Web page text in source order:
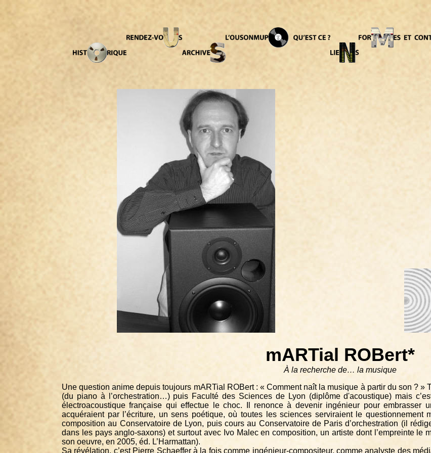
mARTial ROBert*
À la recherche de… la musique
Une question anime depuis toujours mARTial ROBert : « Comment naît la musique à partir du son ? »
(du piano à l’orchestration…) puis Faculté des Sciences de Lyon (diplôme d'acoustique) mais
électroacoustique française qui effectue le choc. Il renonce à devenir ingénieur pour embrasser
acquéraient par l’écriture, un sens poétique, où toutes les sciences serviraient le questionnement
composition au Conservatoire de Lyon, puis cours au Conservatoire de Paris d’orchestration (il
dans les pays anglo-saxons) et surtout avec Ivo Malec en composition, un artiste dont l’empreinte le
son oeuvre, en 2005, éd. L’Harmattan).
Sa révélation, c’est Pierre Schaeffer à la fois comme ingénieur-compositeur, comme analyste des